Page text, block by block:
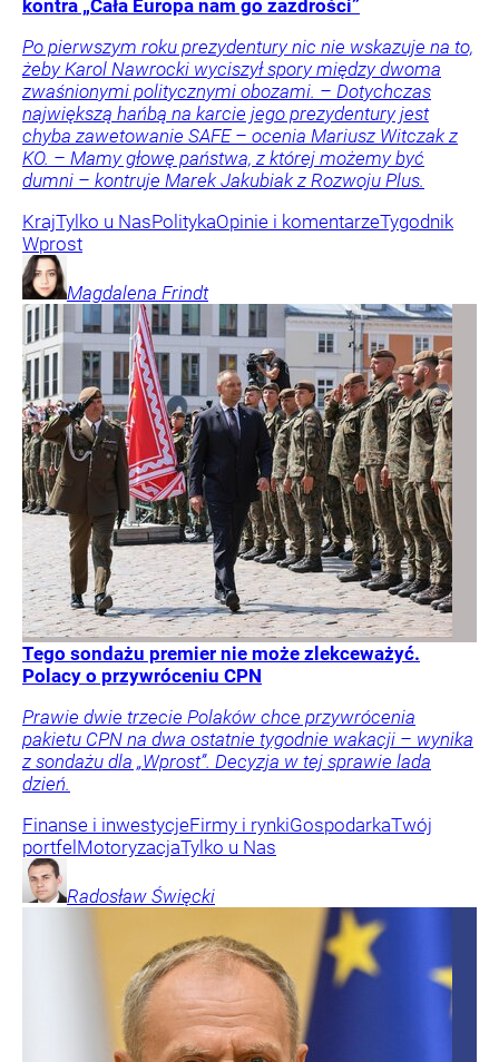
kontra „Cała Europa nam go zazdrości”
Po pierwszym roku prezydentury nic nie wskazuje na to,
żeby Karol Nawrocki wyciszył spory między dwoma
zwaśnionymi politycznymi obozami. – Dotychczas
największą hańbą na karcie jego prezydentury jest
chyba zawetowanie SAFE – ocenia Mariusz Witczak z
KO. – Mamy głowę państwa, z której możemy być
dumni – kontruje Marek Jakubiak z Rozwoju Plus.
KrajTylko u NasPolitykaOpinie i komentarzeTygodnik
Wprost
Magdalena Frindt
Tego sondażu premier nie może zlekceważyć.
Polacy o przywróceniu CPN
Prawie dwie trzecie Polaków chce przywrócenia
pakietu CPN na dwa ostatnie tygodnie wakacji – wynika
z sondażu dla „Wprost”. Decyzja w tej sprawie lada
dzień.
Finanse i inwestycjeFirmy i rynkiGospodarkaTwój
portfel MotoryzacjaTylko u Nas
Radosław Święcki